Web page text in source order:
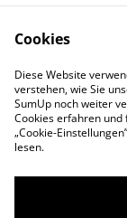
Cookies
Diese Website
verstehen, wie Sie
SumUp noch weiter
Cookies erfahren und
„Cookie-
lesen.